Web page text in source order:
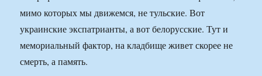
мимо которых мы движемся, не тульские. Вот
украинские экспатрианты, а вот белорусские. Тут и
мемориальный фактор, на кладбище живет скорее не
смерть, а память.